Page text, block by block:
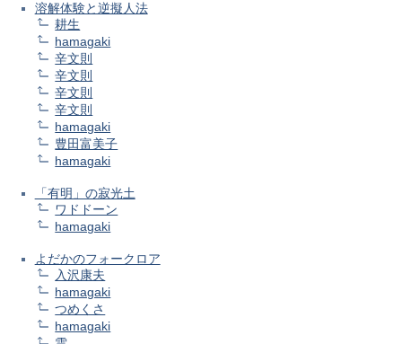
溶解体験と逆擬人法
耕生
hamagaki
辛文則
辛文則
辛文則
辛文則
hamagaki
豊田富美子
hamagaki
「有明」の寂光土
ワドドーン
hamagaki
よだかのフォークロア
入沢康夫
hamagaki
つめくさ
hamagaki